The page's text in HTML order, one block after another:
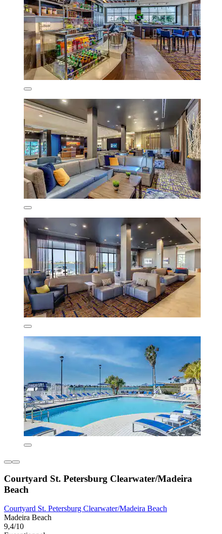
Courtyard St. Petersburg Clearwater/Madeira
Beach
Courtyard St. Petersburg Clearwater/Madeira Beach
Madeira Beach
9,4/10